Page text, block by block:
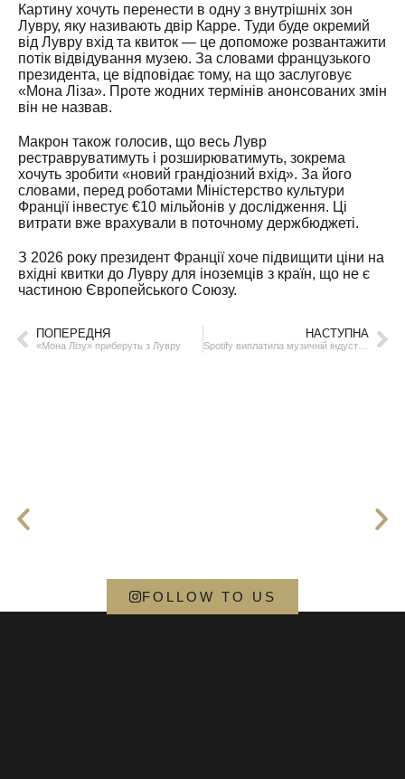
Картину хочуть перенести в одну з внутрішніх зон
Лувру, яку називають двір Карре. Туди буде окремий
від Лувру вхід та квиток — це допоможе розвантажити
потік відвідування музею. За словами французького
президента, це відповідає тому, на що заслуговує
«Мона Ліза». Проте жодних термінів анонсованих змін
він не назвав.
Макрон також голосив, що весь Лувр
рестравруватимуть і розширюватимуть, зокрема
хочуть зробити «новий грандіозний вхід». За його
словами, перед роботами Міністерство культури
Франції інвестує €10 мільйонів у дослідження. Ці
витрати вже врахували в поточному держбюджеті.
З 2026 року президент Франції хоче підвищити ціни на
вхідні квитки до Лувру для іноземців з країн, що не є
частиною Європейського Союзу.
ПОПЕРЕДНЯ
«Мона Лізу» приберуть з Лувру
НАСТУПНА
Spotify виплатила музичній індустрії $10 мільярдів у 2024 році
FOLLOW TO US